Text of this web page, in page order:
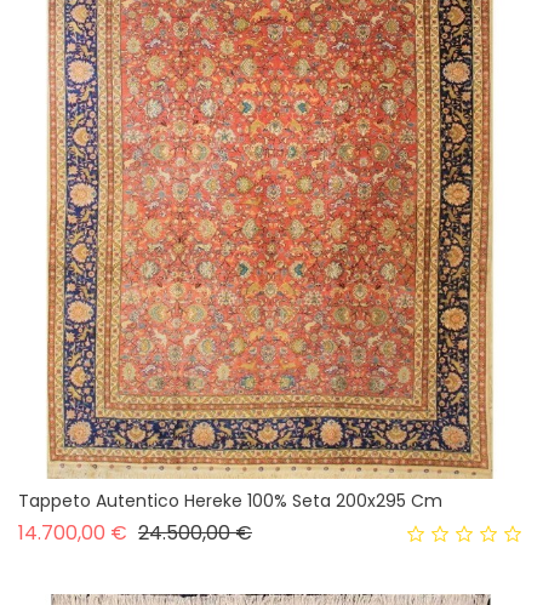
Tappeto Autentico Hereke 100% Seta 200x295 Cm
14.700,00 € Prezzo base
24.500,00 €Prezzo